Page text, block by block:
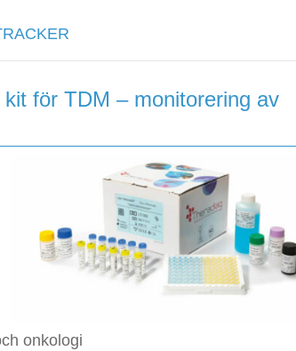
för TDM – monitorering av
onkologi